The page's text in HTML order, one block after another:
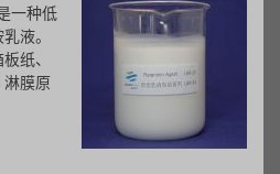
一种低
液。
纸、
淋膜原